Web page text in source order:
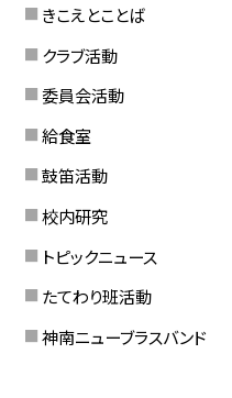
きこえとことば
クラブ活動
委員会活動
給食室
鼓笛活動
校内研究
トピックニュース
たてわり班活動
神南ニューブラスバンド